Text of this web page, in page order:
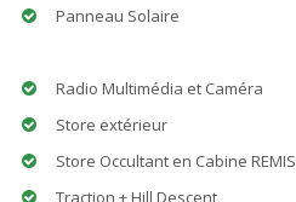
Panneau Solaire
Radio Multimédia et Caméra
Store extérieur
Store Occultant en Cabine REMIS